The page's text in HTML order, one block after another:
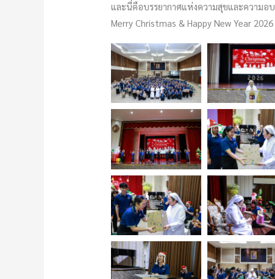
และนี่คือบรรยากาศแห่งความสุขและความ
Merry Christmas & Happy New Year 2026